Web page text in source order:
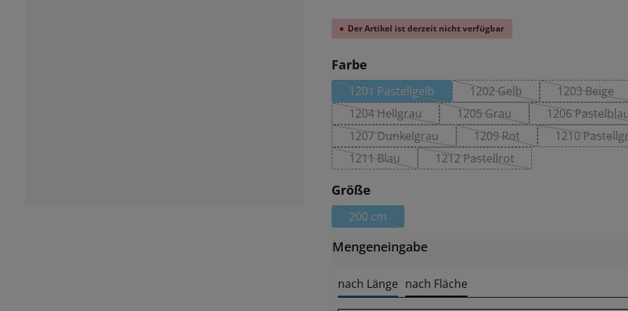
Der Artikel ist derzeit nicht verfügbar
Farbe
1201 Pastellgelb(Diese Option ist zurzeit nicht verfügbar.)
1202 Gelb(Diese Option ist zurzeit
1203 Beige
(Diese
1204 Hellgrau(Diese Option ist zurzeit nicht verfügbar.)
1205 Grau(Diese Option ist zurzeit nicht
1206 (Diese
1207 Dunkelgrau(Diese Option ist zurzeit nicht verfügbar.)
1209 Rot(Diese Option ist zurzeit
1210
1211 Blau(Diese Option ist zurzeit nicht verfügbar.)
1212 Pastellrot(Diese Option ist zurzeit nicht
Größe
200 cm(Diese Option ist zurzeit nicht verfügbar.)
Mengeneingabe
nach Länge nach Fläche